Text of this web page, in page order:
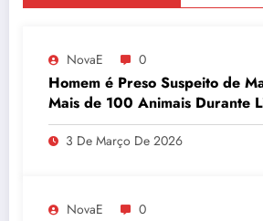
NovaE 0
Homem é Preso Suspeito de
Mais de 100 Animais Durante
3 De Março De 2026
NovaE 0